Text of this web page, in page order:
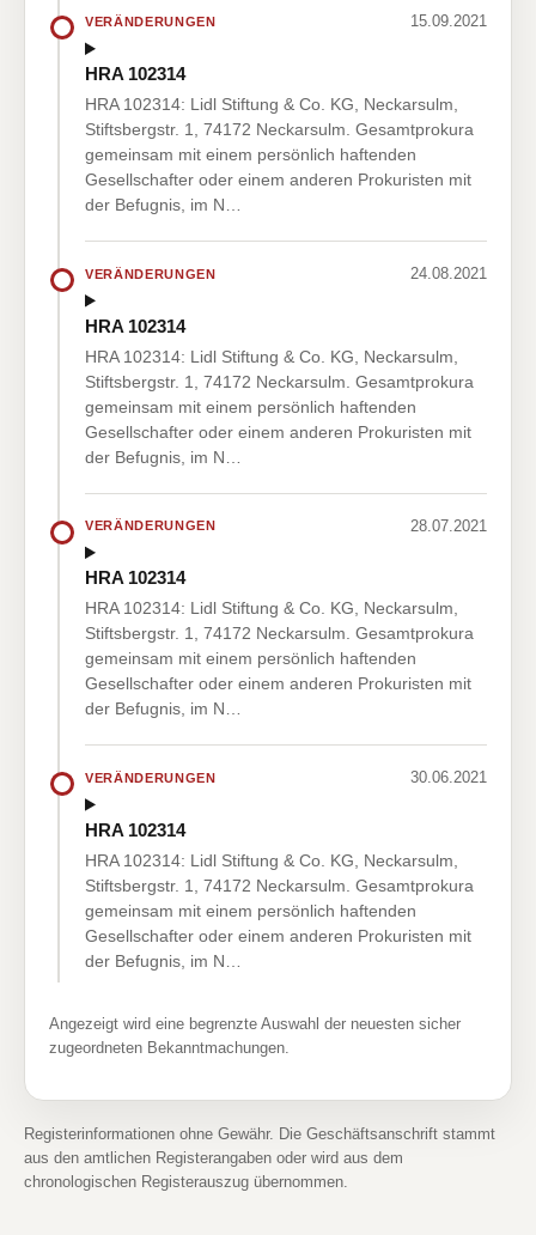
VERÄNDERUNGEN 15.09.2021
HRA 102314
HRA 102314: Lidl Stiftung & Co. KG, Neckarsulm,
Stiftsbergstr. 1, 74172 Neckarsulm. Gesamtprokura
gemeinsam mit einem persönlich haftenden
Gesellschafter oder einem anderen Prokuristen mit
der Befugnis, im N…
VERÄNDERUNGEN 24.08.2021
HRA 102314
HRA 102314: Lidl Stiftung & Co. KG, Neckarsulm,
Stiftsbergstr. 1, 74172 Neckarsulm. Gesamtprokura
gemeinsam mit einem persönlich haftenden
Gesellschafter oder einem anderen Prokuristen mit
der Befugnis, im N…
VERÄNDERUNGEN 28.07.2021
HRA 102314
HRA 102314: Lidl Stiftung & Co. KG, Neckarsulm,
Stiftsbergstr. 1, 74172 Neckarsulm. Gesamtprokura
gemeinsam mit einem persönlich haftenden
Gesellschafter oder einem anderen Prokuristen mit
der Befugnis, im N…
VERÄNDERUNGEN 30.06.2021
HRA 102314
HRA 102314: Lidl Stiftung & Co. KG, Neckarsulm,
Stiftsbergstr. 1, 74172 Neckarsulm. Gesamtprokura
gemeinsam mit einem persönlich haftenden
Gesellschafter oder einem anderen Prokuristen mit
der Befugnis, im N…
Angezeigt wird eine begrenzte Auswahl der neuesten sicher
zugeordneten Bekanntmachungen.
Registerinformationen ohne Gewähr. Die Geschäftsanschrift stammt
aus den amtlichen Registerangaben oder wird aus dem
chronologischen Registerauszug übernommen.